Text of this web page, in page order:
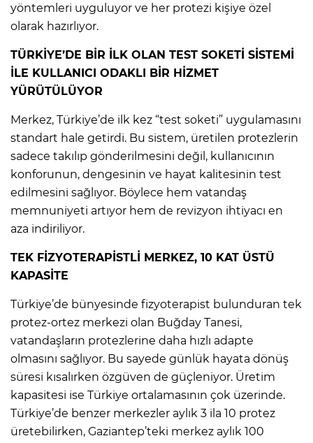
yöntemleri uyguluyor ve her protezi kişiye özel
olarak hazırlıyor.
TÜRKİYE’DE BİR İLK OLAN TEST SOKETİ SİSTEMİ
İLE KULLANICI ODAKLI BİR HİZMET
YÜRÜTÜLÜYOR
Merkez, Türkiye’de ilk kez “test soketi” uygulamasını
standart hale getirdi. Bu sistem, üretilen protezlerin
sadece takılıp gönderilmesini değil, kullanıcının
konforunun, dengesinin ve hayat kalitesinin test
edilmesini sağlıyor. Böylece hem vatandaş
memnuniyeti artıyor hem de revizyon ihtiyacı en
aza indiriliyor.
TEK FİZYOTERAPİSTLİ MERKEZ, 10 KAT ÜSTÜ
KAPASİTE
Türkiye’de bünyesinde fizyoterapist bulunduran tek
protez-ortez merkezi olan Buğday Tanesi,
vatandaşların protezlerine daha hızlı adapte
olmasını sağlıyor. Bu sayede günlük hayata dönüş
süresi kısalırken özgüven de güçleniyor. Üretim
kapasitesi ise Türkiye ortalamasının çok üzerinde.
Türkiye’de benzer merkezler aylık 3 ila 10 protez
üretebilirken, Gaziantep’teki merkez aylık 100